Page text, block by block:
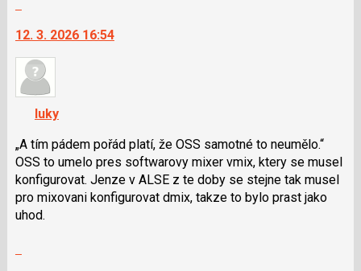
další
nový
názor.
navigaci
lze
použít
i
klávesy
N
pro
12. 3. 2026 16:54
luky
A tím pádem pořád platí, že OSS samotné to neumělo.
OSS to umelo pres softwarovy mixer vmix, ktery se musel
konfigurovat. Jenze v ALSE z te doby se stejne tak musel
pro mixovani konfigurovat dmix, takze to bylo prast jako
uhod.